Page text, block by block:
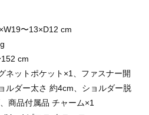
〜13×D12 cm
cm
ネットポケット×1、ファスナー開
ルダー太さ 約4cm、ショルダー脱
商品付属品 チャーム×1